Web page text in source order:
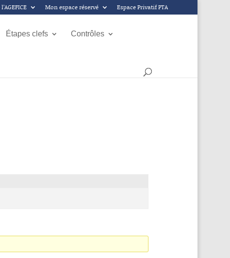
Mon espace réservé Espace Privatif PTA
Étapes clefs Contrôles